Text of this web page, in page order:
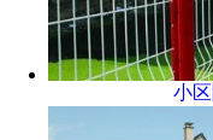
小